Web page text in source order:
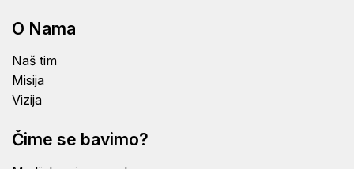
O Nama
Naš tim
Misija
Vizija
Čime se bavimo?